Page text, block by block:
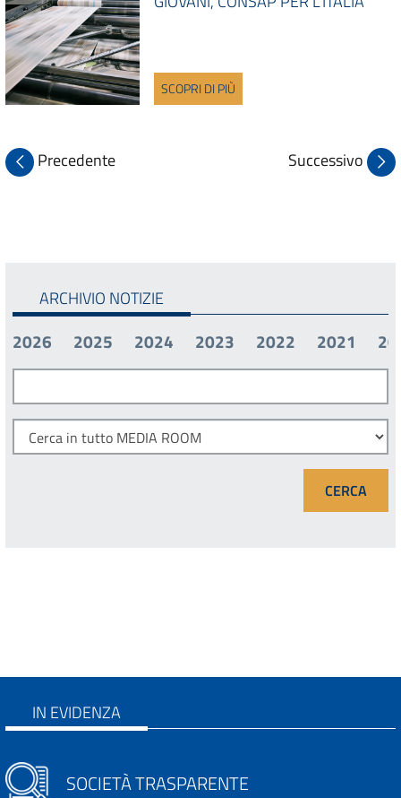
SCOPRI DI PIÙ
Precedente Successivo
ARCHIVIO NOTIZIE
2026
2025 2024 2023 2022 2021
IN EVIDENZA
SOCIETÀ TRASPARENTE